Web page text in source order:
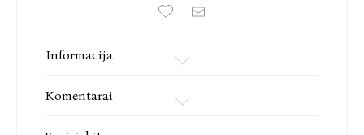
Informacija
Komentarai